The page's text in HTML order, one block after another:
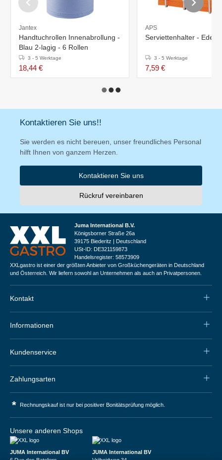
Jantex
Handtuchrollen Innenabrollung -
Blau 2-lagig - 6 Rollen
3 - 5 Werktage
18,44 €
APS
Serviettenhalter -
3 - 5 Werktage
7,59 €
Kontaktieren Sie uns!!
Sie werden es nicht bereuen, unser freundliches Personal
hilft Ihnen von ganzem Herzen.
Kontaktieren Sie uns
Rückruf vereinbaren
Juma International B.V.
Königsborner Straße 26a
39175 Biederitz | Deutschland
USt-ID: DE321159873
Handelsregister: 58573909
XXLgastro ist einer der größten Anbieter von Großküchengeräten in Deutschland
und Österreich. Wir liefern sowohl an Unternehmen als auch an Privatpersonen.
Kontakt
Informationen
Kundenservice
Zahlungsarten
* Rechnungskauf ist nur bei positiver Bonitätsprüfung möglich.
Unsere anderen Shops
JUMA International BV
JUMA International BV